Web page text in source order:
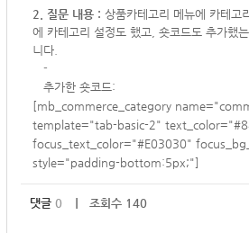
2. 질문 내용 : 상품카테고리 메뉴에 카테고
에 카테고리 설정도 했고, 숏코드도 추가했
니다.
-
추가한 숏코드:
[mb_commerce_category
template="tab-basic-2"
focus_text_color="#E03030"
style="padding-bottom:5px;"]
댓글 0 ｜ 조회수 140